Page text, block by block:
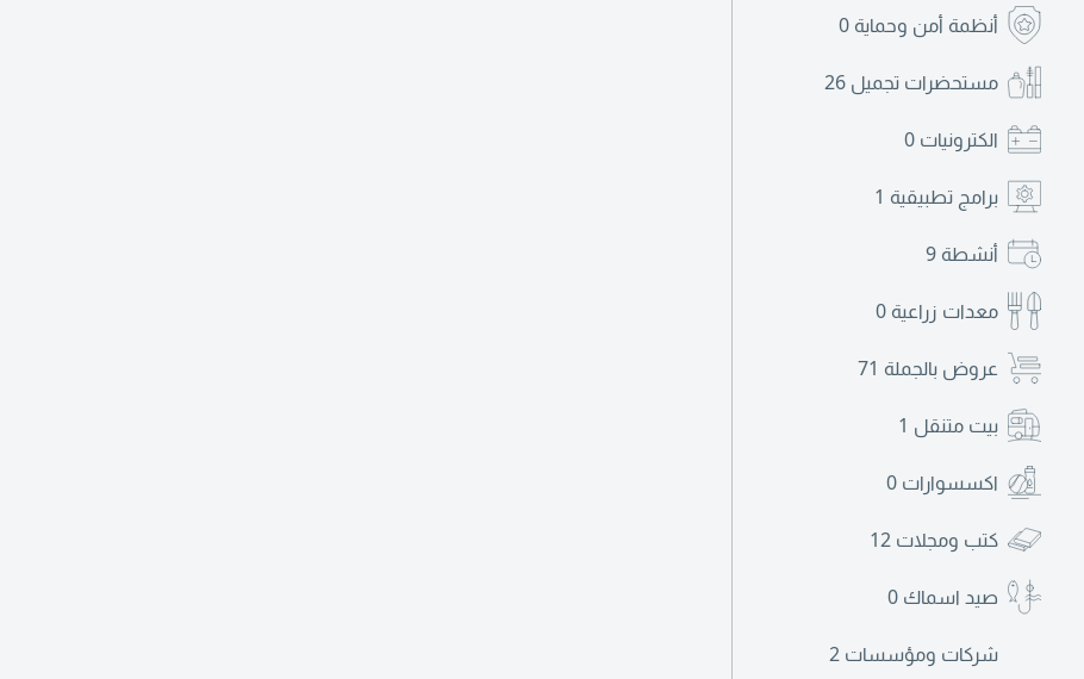
أنظمة أمن وحماية 0
مستحضرات تجميل 26
الكترونيات 0
برامج تطبيقية 1
أنشطة 9
معدات زراعية 0
عروض بالجملة 71
بيت متنقل 1
اكسسوارات 0
كتب ومجلات 12
صيد اسماك 0
شركات ومؤسسات 2